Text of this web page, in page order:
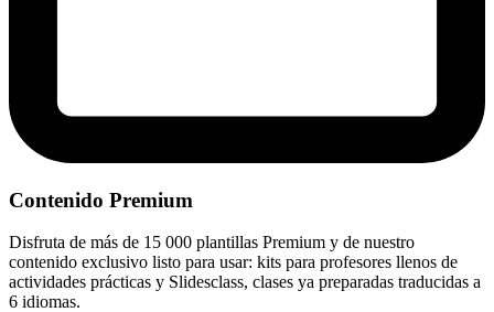
Contenido Premium
Disfruta de más de 15 000 plantillas Premium y de nuestro
contenido exclusivo listo para usar: kits para profesores llenos de
actividades prácticas y Slidesclass, clases ya preparadas traducidas a
6 idiomas.